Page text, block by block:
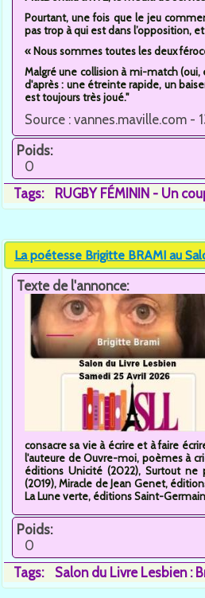
Pourtant, une fois que le jeu
pas trop à qui est dans l’opposition,
« Nous sommes toutes les deux
Malgré une collision à mi-match
d'après : une étreinte rapide, un
est toujours très joué."
Source : vannes.maville.com -
Poids:
0
Tags:
RUGBY FÉMININ - Un
La poétesse Brigitte BRAMI au
Texte de l'annonce:
consacre sa vie à écrire et à faire
l'auteure de Ouvre-moi, poèmes à
éditions Unicité (2022), Surtout ne
(2019), Miracle de Jean Genet,
La Lune verte, éditions Saint-
Poids:
0
Tags:
Salon du Livre Lesbien :